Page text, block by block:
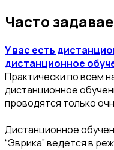
Часто
У вас есть
дистанционное
Практически по всем
дистанционное
проводятся только
Дистанционное
“Эврика” ведется в